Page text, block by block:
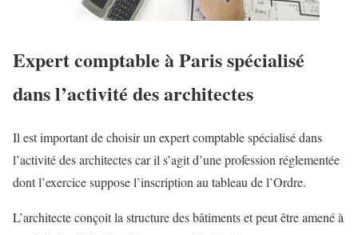
Expert comptable à Paris spécialisé
dans l’activité des architectes
Il est important de choisir un expert comptable spécialisé dans
l’activité des architectes car il s’agit d’une profession réglementée
dont l’exercice suppose l’inscription au tableau de l’Ordre.
L’architecte conçoit la structure des bâtiments et peut être amené à